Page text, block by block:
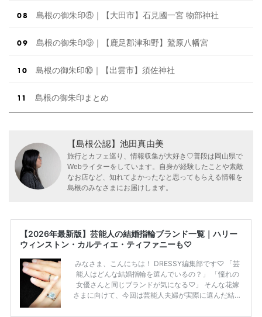
島根の御朱印⑧｜【大田市】石見國一宮 物部神社
島根の御朱印⑨｜【鹿足郡津和野】鷲原八幡宮
島根の御朱印⑩｜【出雲市】須佐神社
島根の御朱印まとめ
【島根公認】池田真由美
旅行とカフェ巡り、情報収集が大好き♡普段は岡山県で
Webライターをしています。自身が経験したことや素敵
なお店など、知れてよかったなと思ってもらえる情報を
島根のみなさまにお届けします。
【2026年最新版】芸能人の結婚指輪ブランド一覧｜ハリー
ウィンストン・カルティエ・ティファニーも♡
みなさま、こんにちは！ DRESSY編集部です♡ 「芸
能人はどんな結婚指輪を選んでいるの？」 「憧れの
女優さんと同じブランドが気になる♡」 そんな花嫁
さまに向けて、今回は芸能人夫婦が実際に選んだ結婚